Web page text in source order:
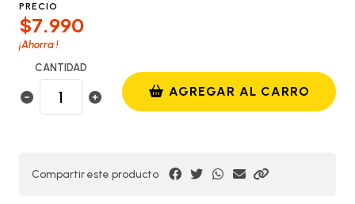
PRECIO
$7.990
¡Ahorra!
CANTIDAD
AGREGAR AL CARRO
Compartir este producto